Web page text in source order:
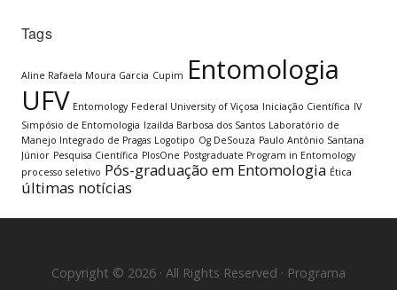
Tags
Aline Rafaela Moura Garcia Cupim Entomologia
UFV Entomology Federal University of Viçosa Iniciação Científica IV
Simpósio de Entomologia Izailda Barbosa dos Santos Laboratório de
Manejo Integrado de Pragas Logotipo Og DeSouza Paulo Antônio Santana
Júnior Pesquisa Científica PlosOne Postgraduate Program in Entomology
processo seletivo Pós-graduação em Entomologia Ética
últimas notícias
Copyright © 2026 · All Rights Reserved · Programa